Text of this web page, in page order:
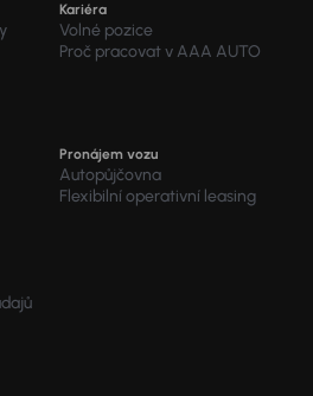
Kariéra
Volné pozice
Proč pracovat v AAA AUTO
Pronájem vozu
Autopůjčovna
Flexibilní operativní leasing